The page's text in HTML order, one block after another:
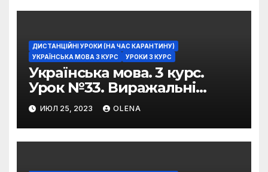
ДИСТАНЦІЙНІ УРОКИ (НА ЧАС КАРАНТИНУ)
УКРАЇНСЬКА МОВА 3 КУРС
УРОКИ 3 КУРС
Українська мова. 3 курс.
Урок №33. Виражальні
можливості фразеологізмів
ИЮЛ 25, 2023 OLENA